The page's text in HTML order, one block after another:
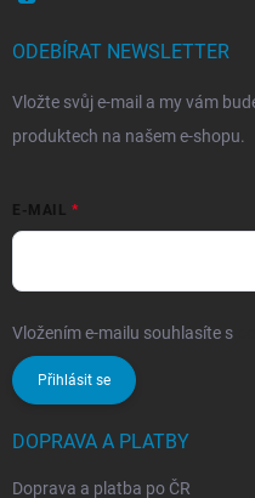
ODEBÍRAT NEWSLETTER
Vložte svůj e-mail a my vám
produktech na našem e-shopu.
E-MAIL
Vložením e-mailu souhlasíte s
Přihlásit se
DOPRAVA A PLATBY
Doprava a platba po ČR